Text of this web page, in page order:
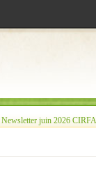
Newsletter juin 2026